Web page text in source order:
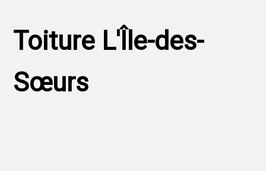
Toiture L'Île-des-
Sœurs